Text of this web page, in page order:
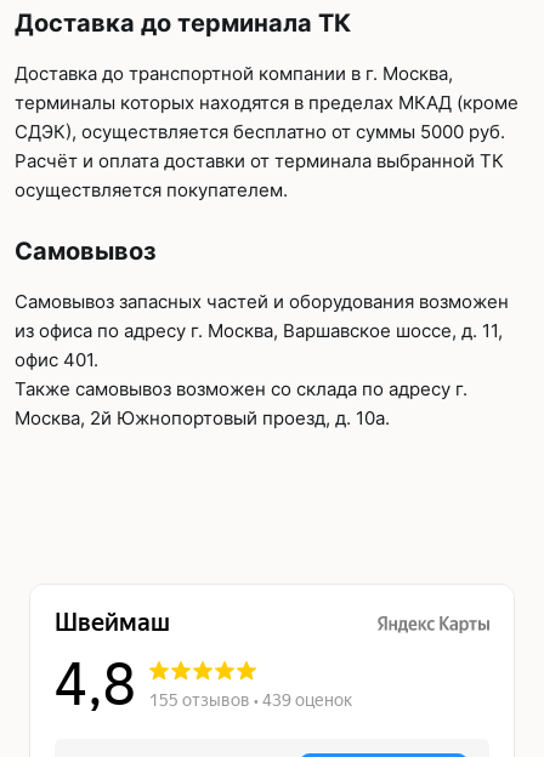
Доставка до терминала ТК
Доставка до транспортной компании в г. Москва,
терминалы которых находятся в пределах МКАД (кроме
СДЭК), осуществляется бесплатно от суммы 5000 руб.
Расчёт и оплата доставки от терминала выбранной ТК
осуществляется покупателем.
Самовывоз
Самовывоз запасных частей и оборудования возможен
из офиса по адресу г. Москва, Варшавское шоссе, д. 11,
офис 401.
Также самовывоз возможен со склада по адресу г.
Москва, 2й Южнопортовый проезд, д. 10а.